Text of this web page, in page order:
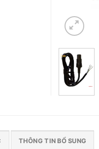
THÔNG TIN BỔ SUNG